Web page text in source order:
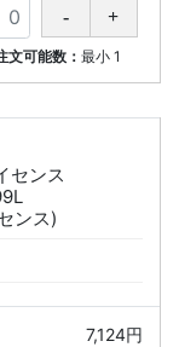
文可能数：最小 1
センス
ンス)
7,124円